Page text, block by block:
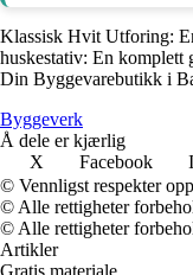
Klassisk Hvit Utforing:
huskestativ: En komplett
Din Byggevarebutikk i
Byggeverk
Å dele er kjærlig
X
Facebook
© Vennligst respekter
© Alle rettigheter
© Alle rettigheter
Artikler
Gratis materiale